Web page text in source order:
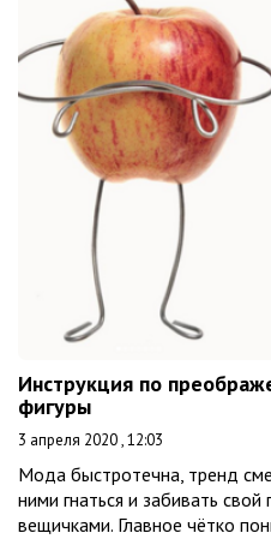
Инструкция по
фигуры
3 апреля 2020 , 12:03
Мода быстротечна, тренд
ними гнаться и забивать
вещичками. Главное чётко